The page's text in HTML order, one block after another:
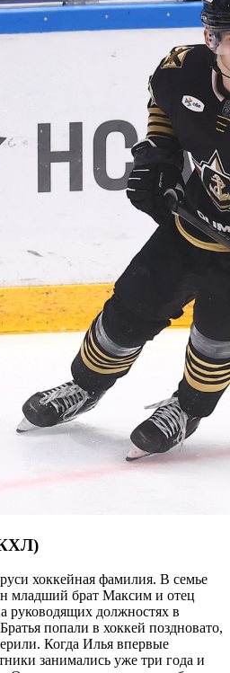
хоккейная фамилия. В семье
младший брат Максим и отец
руководящих должностях в
попали в хоккей поздновато,
Когда Илья впервые
занимались уже три года и